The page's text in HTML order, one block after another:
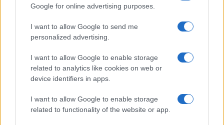
Google for online advertising purposes.
I want to allow Google to send me
personalized advertising.
I want to allow Google to enable storage
related to analytics like cookies on web or
device identifiers in apps.
I want to allow Google to enable storage
related to functionality of the website or app.
Marco Tessari · 3 Ago 2026